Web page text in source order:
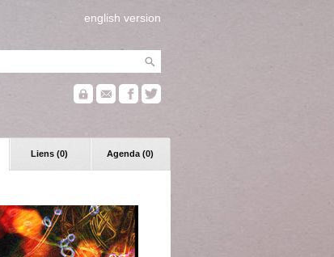
english version
Liens (0) Agenda (0)